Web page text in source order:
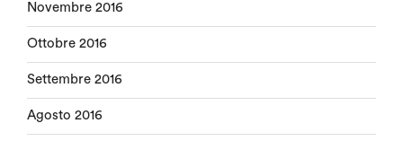
Novembre 2016
Ottobre 2016
Settembre 2016
Agosto 2016